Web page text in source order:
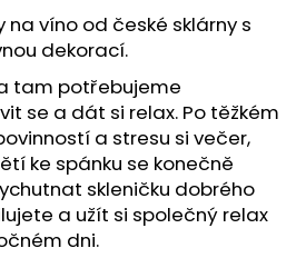
na víno od české sklárny s
dekorací.
tam potřebujeme
se a dát si relax. Po těžkém
a stresu si večer,
ke spánku se konečně
skleničku dobrého
a užít si společný relax
dni.
HLEDAT